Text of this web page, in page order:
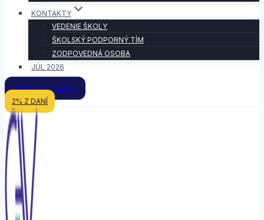
KONTAKTY
VEDENIE ŠKOLY
ŠKOLSKÝ PODPORNÝ TÍM
ZODPOVEDNÁ OSOBA
JÚL 2026
Prijímacie skúšky
2% Z DANÍ